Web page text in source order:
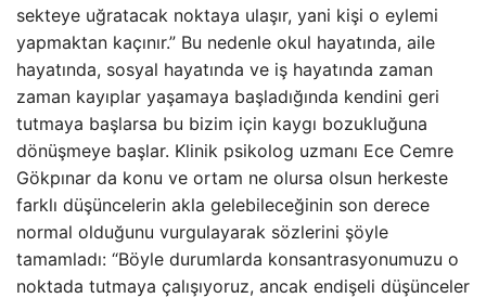
sekteye uğratacak noktaya ulaşır, yani kişi o eylemi
yapmaktan kaçınır.” Bu nedenle okul hayatında, aile
hayatında, sosyal hayatında ve iş hayatında zaman
zaman kayıplar yaşamaya başladığında kendini geri
tutmaya başlarsa bu bizim için kaygı bozukluğuna
dönüşmeye başlar. Klinik psikolog uzmanı Ece Cemre
Gökpınar da konu ve ortam ne olursa olsun herkeste
farklı düşüncelerin akla gelebileceğinin son derece
normal olduğunu vurgulayarak sözlerini şöyle
tamamladı: “Böyle durumlarda konsantrasyonumuzu o
noktada tutmaya çalışıyoruz, ancak endişeli düşünceler